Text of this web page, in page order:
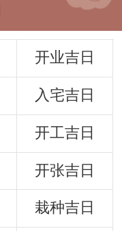
开业吉日
入宅吉日
开工吉日
开张吉日
栽种吉日